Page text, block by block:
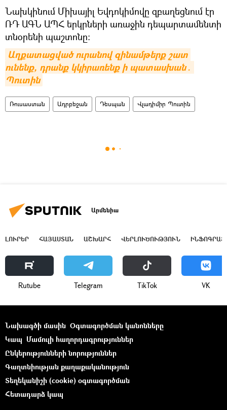
Նախկինում Միխայիլ Եվդոկիմովը զբաղեցնում էր
ՌԴ ԱԳՆ ԱՊՀ երկրների առաջին դեպարտամենտի
տնօրենի պաշտոնը:
Աղքատացված ուրանով զինամթերք շատ
ունենք, դրանք կկիրառենք ի պատասխան․
Պուտին
Ռուսաստան Ադրբեջան Դեսպան Վլադիմիր Պուտին
Արմենիա
ԼՈՒՐԵՐ ՀԱՅԱՍՏԱՆ ԱՇԽԱՐՀ ՎԵՐԼՈՒԾՈՒԹՅՈՒՆ
Rutube Telegram ТikТоk VK
Նախագծի մասին Օգտագործման կանոնները
Կապ Մամուլի հաղորդագրություններ
Ընկերությունների նորություններ
Գաղտնիության քաղաքականություն
Տեղեկանիշի (cookie) օգտագործման
Հետադարձ կապ